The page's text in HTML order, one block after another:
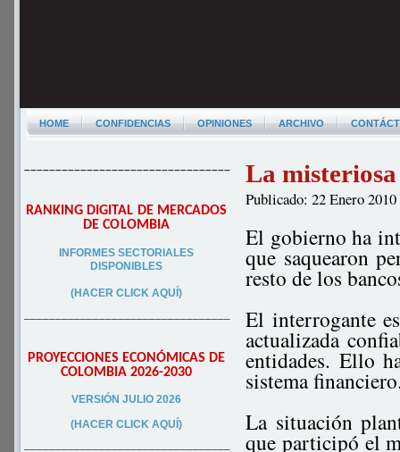
HOME CONFIDENCIAS OPINIONES ARCHIVO
–––––––––––––––––––––––––––––––––
RANKING DIGITAL DE MERCADOS
DE COLOMBIA
INFORMES SECTORIALES
DISPONIBLES
(HACER CLICK AQUÍ)
–––––––––––––––––––––––––––––––––
PROYECCIONES ECONÓMICAS DE
COLOMBIA 2026-2030
VERSIÓN JULIO 2026
(HACER CLICK AQUÍ)
–––––––––––––––––––––––––––––––––
La misteriosa
Publicado: 22 Enero 2010
El gobierno ha
que saquearon
resto de los
El interrogante
actualizada
entidades. Ello
sistema
La situación
que participó el